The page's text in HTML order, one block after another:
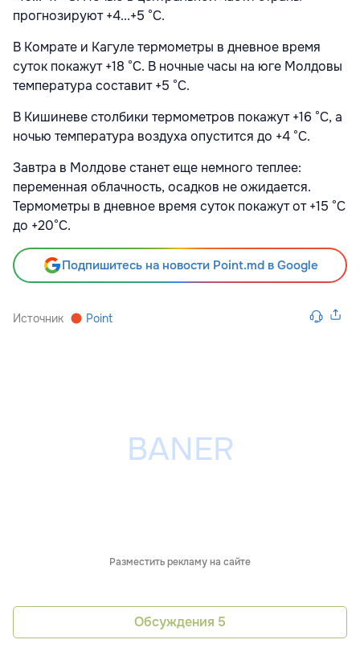
прогнозируют +4...+5 °С.
В Комрате и Кагуле термометры в дневное время
суток покажут +18 °С. В ночные часы на юге Молдовы
температура составит +5 °С.
В Кишиневе столбики термометров покажут +16 °С, а
ночью температура воздуха опустится до +4 °С.
Завтра в Молдове станет еще немного теплее:
переменная облачность, осадков не ожидается.
Термометры в дневное время суток покажут от +15 °С
до +20°С.
Подпишитесь на новости Point.md в Google
Источник Point
Разместить рекламу на сайте
Обсуждения 5